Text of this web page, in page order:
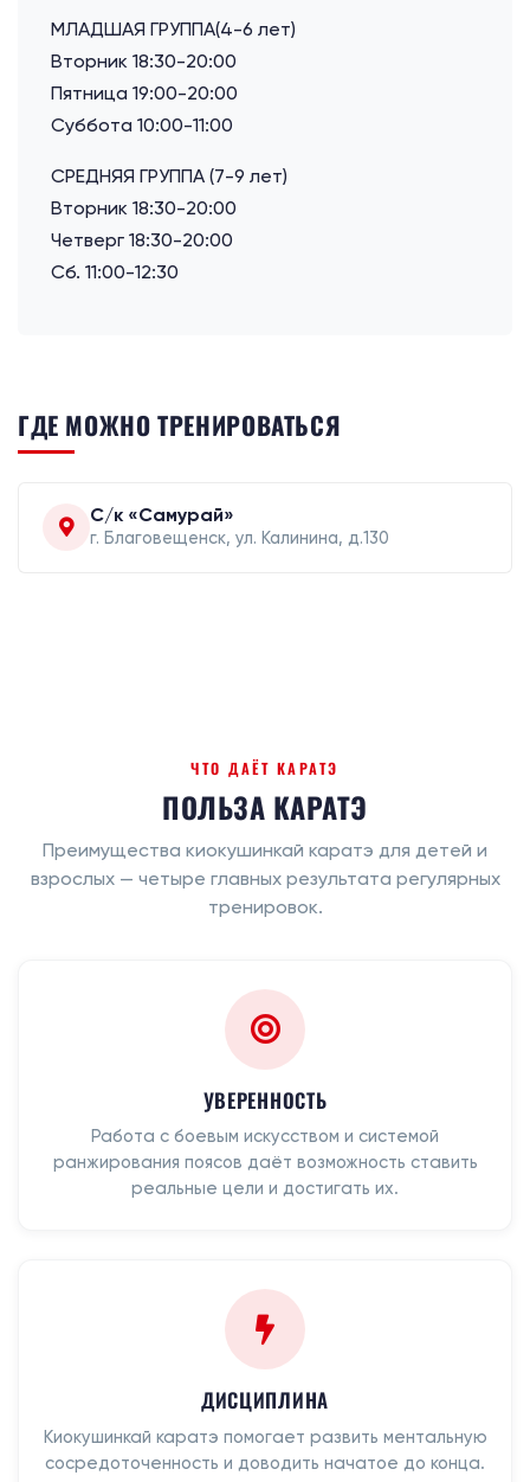
МЛАДШАЯ ГРУППА(4-6 лет)
Вторник 18:30-20:00
Пятница 19:00-20:00
Суббота 10:00-11:00
СРЕДНЯЯ ГРУППА (7-9 лет)
Вторник 18:30-20:00
Четверг 18:30-20:00
Сб. 11:00-12:30
ГДЕ МОЖНО ТРЕНИРОВАТЬСЯ
C/к «Самурай»
г. Благовещенск, ул. Калинина, д.130
ЧТО ДАЁТ КАРАТЭ
ПОЛЬЗА КАРАТЭ
Преимущества киокушинкай каратэ для детей и
взрослых — четыре главных результата регулярных
тренировок.
УВЕРЕННОСТЬ
Работа с боевым искусством и системой
ранжирования поясов даёт возможность ставить
реальные цели и достигать их.
ДИСЦИПЛИНА
Киокушинкай каратэ помогает развить ментальную
сосредоточенность и доводить начатое до конца.